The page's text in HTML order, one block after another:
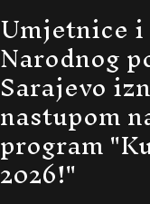
Umjetnice
Narodnog
Sarajevo
nastupom
program
2026!"